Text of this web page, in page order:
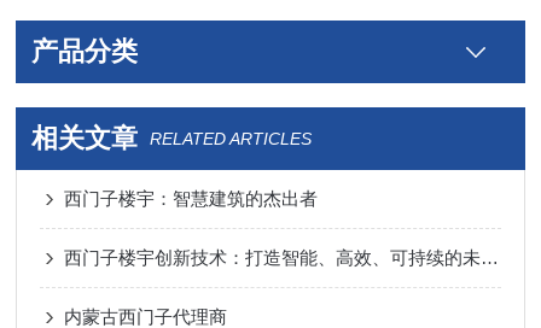
产品分类
相关文章 RELATED ARTICLES
西门子楼宇：智慧建筑的杰出者
西门子楼宇创新技术：打造智能、高效、可持续的未来建筑
内蒙古西门子代理商